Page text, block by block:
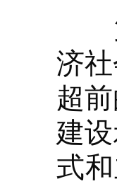
第
济
超
建
式